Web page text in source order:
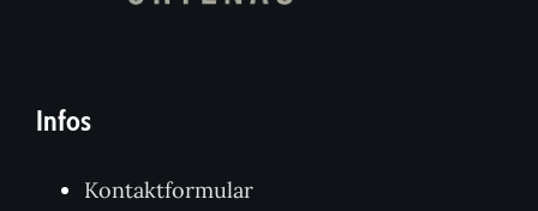
Infos
Kontaktformular